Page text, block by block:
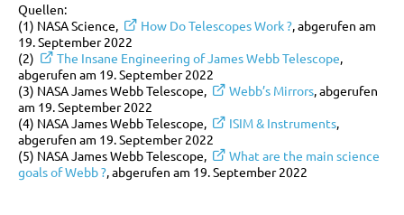
Quellen:
(1) NASA Science,
How Do Telescopes Work ?, abgerufen am
19. September 2022
(2)
The Insane Engineering of James Webb Telescope,
abgerufen am 19. September 2022
(3) NASA James Webb Telescope,
Webb’s Mirrors, abgerufen
am 19. September 2022
(4) NASA James Webb Telescope,
ISIM & Instruments,
abgerufen am 19. September 2022
(5) NASA James Webb Telescope,
What are the main science
goals of Webb ?, abgerufen am 19. September 2022